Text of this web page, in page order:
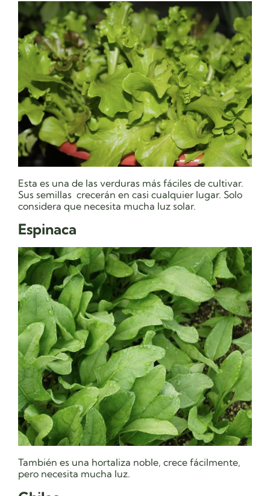
Esta es una de las verduras más fáciles de cultivar.
Sus semillas crecerán en casi cualquier lugar. Solo
considera que necesita mucha luz solar.
Espinaca
También es una hortaliza noble, crece fácilmente,
pero necesita mucha luz.